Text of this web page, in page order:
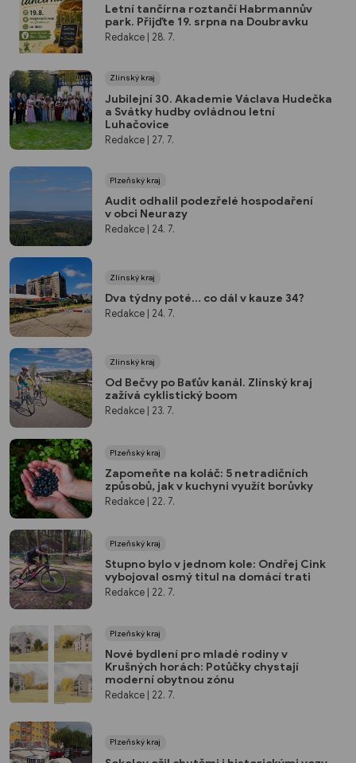
Letní tančírna roztančí Habrmannův
park. Přijďte 19. srpna na Doubravku
Redakce| 28. 7.
Zlínský kraj
Jubilejní 30. Akademie Václava Hudečka
a Svátky hudby ovládnou letní
Luhačovice
Redakce| 27. 7.
Plzeňský kraj
Audit odhalil podezřelé hospodaření
v obci Neurazy
Redakce| 24. 7.
Zlínský kraj
Dva týdny poté… co dál v kauze 34?
Redakce| 24. 7.
Zlínský kraj
Od Bečvy po Baťův kanál. Zlínský kraj
zažívá cyklistický boom
Redakce| 23. 7.
Plzeňský kraj
Zapomeňte na koláč: 5 netradičních
způsobů, jak v kuchyni využít borůvky
Redakce| 22. 7.
Plzeňský kraj
Stupno bylo v jednom kole: Ondřej Cink
vybojoval osmý titul na domácí trati
Redakce| 22. 7.
Plzeňský kraj
Nové bydlení pro mladé rodiny v
Krušných horách: Potůčky chystají
moderní obytnou zónu
Redakce| 22. 7.
Plzeňský kraj